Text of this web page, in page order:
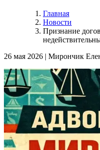
Главная
Новости
Признание
26 мая 2026 | Мирончик